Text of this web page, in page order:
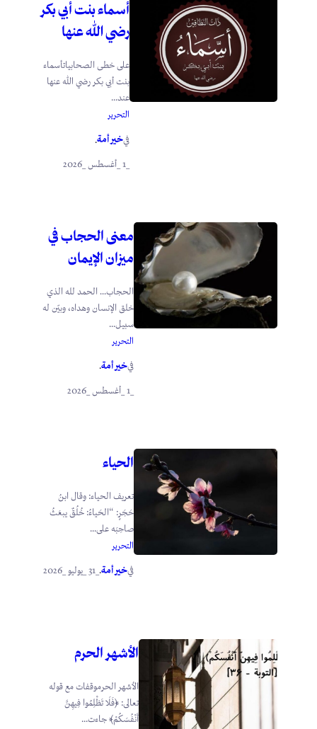
أسماء بنت أبي بكر
رضي الله عنها
على خطى الصحابياتأسماء
بنت أبي بكر رضي الله عنها
عند...
التحرير
فيخير أمة.
_1 _أغسطس _2026
معنى الحجاب في
ميزان الإيمان
الحجاب… الحمد لله الذي
خلق الإنسان وهداه، وبيّن له
سبيل...
التحرير
فيخير أمة.
_1 _أغسطس _2026
الحياء
تعريف الحياء: وقال ابنُ
حَجَرٍ: “الحَياءُ: خُلُقٌ يبعَثُ
صاحِبَه على...
التحرير
فيخير أمة.
الأشهر الحرم
الأشهر الحرموقفات مع قوله
تعالى: ﴿فَلَا تَظْلِمُوا فِيهِنَّ
أَنْفُسَكُمْ﴾ جاءت...